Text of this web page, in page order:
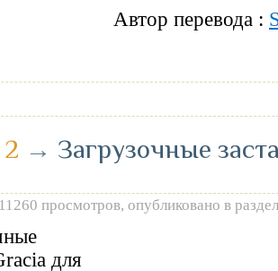
Автор перевода :
→ Загрузочные
просмотров, опубликовано в